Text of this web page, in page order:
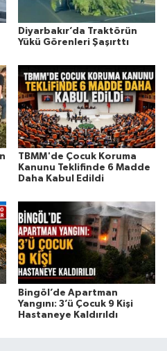
Diyarbakır’da Traktörün
Yükü Görenleri Şaşırttı
TBMM'de Çocuk Koruma
Kanunu Teklifinde 6 Madde
Daha Kabul Edildi
Bingöl’de Apartman
Yangını: 3’ü Çocuk 9 Kişi
Hastaneye Kaldırıldı